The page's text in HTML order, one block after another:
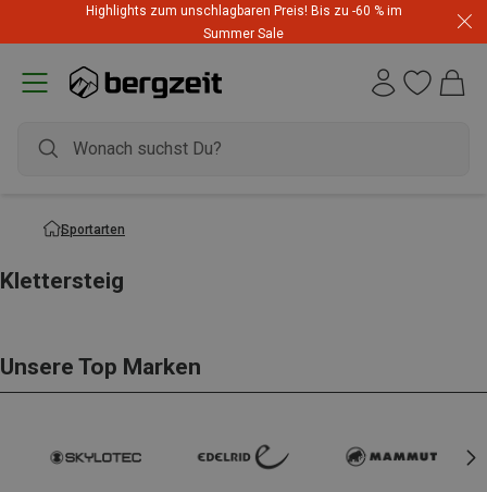
Highlights zum unschlagbaren Preis! Bis zu -60 % im
Summer Sale
Sportarten
Klettersteig
Unsere Top Marken